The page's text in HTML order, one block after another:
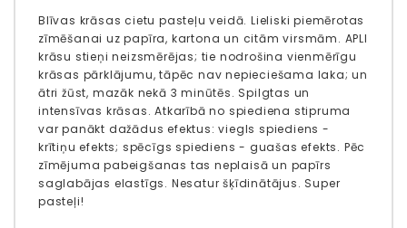
Blīvas krāsas cietu pasteļu veidā. Lieliski piemērotas
zīmēšanai uz papīra, kartona un citām virsmām. APLI
krāsu stieņi neizsmērējas; tie nodrošina vienmērīgu
krāsas pārklājumu, tāpēc nav nepieciešama laka; un
ātri žūst, mazāk nekā 3 minūtēs. Spilgtas un
intensīvas krāsas. Atkarībā no spiediena stipruma
var panākt dažādus efektus: viegls spiediens -
krītiņu efekts; spēcīgs spiediens - guašas efekts. Pēc
zīmējuma pabeigšanas tas neplaisā un papīrs
saglabājas elastīgs. Nesatur šķīdinātājus. Super
pasteļi!